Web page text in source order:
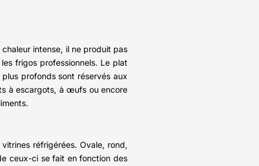
intense, il ne produit pas
frigos professionnels. Le plat
profonds sont réservés aux
à escargots, à œufs ou encore
réfrigérées. Ovale, rond,
ceux-ci se fait en fonction des